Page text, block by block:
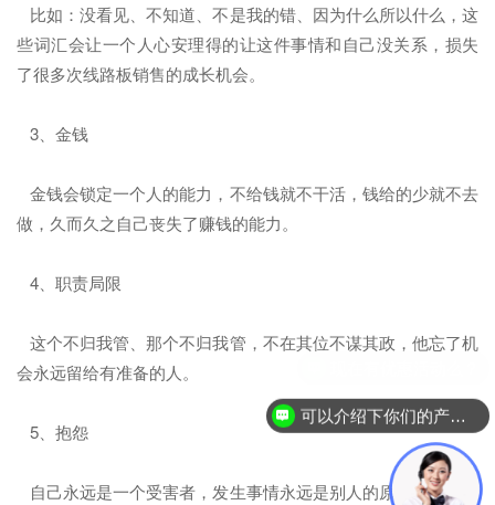
比如：没看见、不知道、不是我的错、因为什么所以什么，这
些词汇会让一个人心安理得的让这件事情和自己没关系，损失
了很多次线路板销售的成长机会。
3、金钱
金钱会锁定一个人的能力，不给钱就不干活，钱给的少就不去
做，久而久之自己丧失了赚钱的能力。
4、职责局限
这个不归我管、那个不归我管，不在其位不谋其政，他忘了机
会永远留给有准备的人。
5、抱怨
自己永远是一个受害者，发生事情永远是别人的原因，整天怨
可以介绍下你们的产品么？